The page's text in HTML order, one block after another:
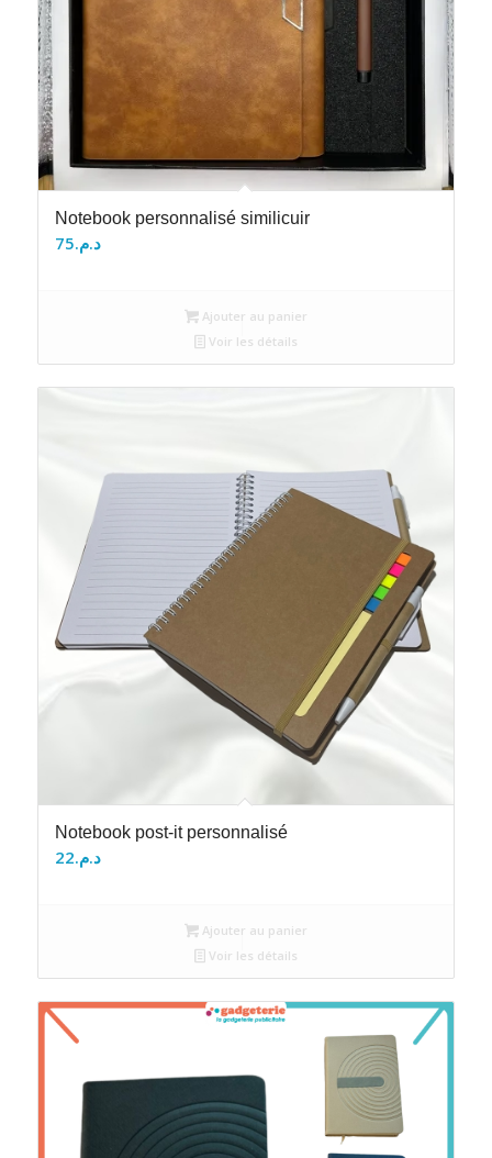
Notebook personnalisé similicuir
د.م.75
Ajouter au panier
Voir les détails
Notebook post-it personnalisé
د.م.22
Ajouter au panier
Voir les détails